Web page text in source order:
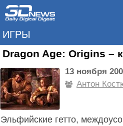
ИГРЫ
Dragon Age: Origins –
13 ноября
Антон
Эльфийские гетто,